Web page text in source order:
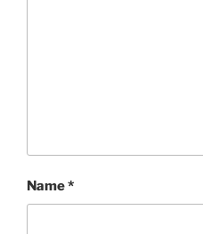
Name*